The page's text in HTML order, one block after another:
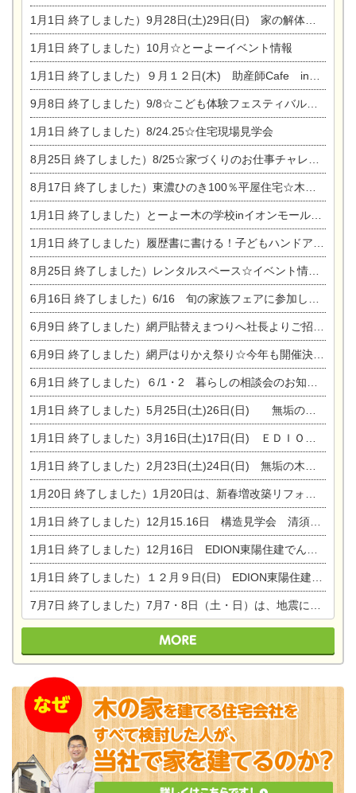
1月1日 終了しました）9月28日(土)29日(日) 家の解体なんでも相談会
1月1日 終了しました）10月☆とーよーイベント情報
1月1日 終了しました）９月１２日(木) 助産師Cafe in東陽住建
9月8日 終了しました）9/8☆こども体験フェスティバル☆一宮市民会館
1月1日 終了しました）8/24.25☆住宅現場見学会
8月25日 終了しました）8/25☆家づくりのお仕事チャレンジ
8月17日 終了しました）東濃ひのき100％平屋住宅☆木の家完成見学会
1月1日 終了しました）とーよー木の学校inイオンモール木曽川
1月1日 終了しました）履歴書に書ける！子どもハンドアロマ講座☆
8月25日 終了しました）レンタルスペース☆イベント情報☆チャイルドアロマセラピスト
6月16日 終了しました）6/16 旬の家族フェアに参加します☆
6月9日 終了しました）網戸貼替えまつりへ社長よりご招待です♪
6月9日 終了しました）網戸はりかえ祭り☆今年も開催決定！
6月1日 終了しました）６/1・2 暮らしの相談会のお知らせ
1月1日 終了しました）5月25日(土)26日(日) 無垢の木の家体感見学会開催☆
1月1日 終了しました）3月16日(土)17日(日) ＥＤＩＯＮ東陽住建でんき館 総決算まつり
1月1日 終了しました）2月23日(土)24日(日) 無垢の木の家 完成見学会
1月20日 終了しました）1月20日は、新春増改築リフォームまつり＆家の修理祭り＆家電まつりです。
1月1日 終了しました）12月15.16日 構造見学会 清須市西枇杷島町弁天
1月1日 終了しました）12月16日 EDION東陽住建でんき OPEN第二弾イベント！！
1月1日 終了しました）１２月９日(日) EDION東陽住建でんき館プレＯＰＥＮ！＆家の修理まつり
7月7日 終了しました）7月7・8日（土・日）は、地震に強くて安心！暮らしを楽しむ東濃ひのきの平屋の家体験見学会を開催します。ぜひお越しください。